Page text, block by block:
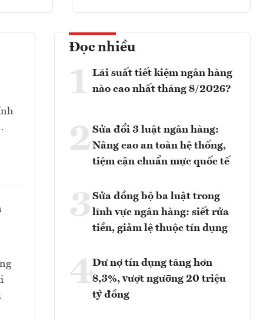
Đọc nhiều
1 Lãi suất tiết kiệm ngân hàng
nào cao nhất tháng 8/2026?
2Sửa đổi 3 luật ngân hàng:
Nâng cao an toàn hệ thống,
tiệm cận chuẩn mực quốc tế
3 Sửa đồng bộ ba luật trong
lĩnh vực ngân hàng: siết rửa
tiền, giảm lệ thuộc tín dụng
4Dư nợ tín dụng tăng hơn
8,3%, vượt ngưỡng 20 triệu
tỷ đồng